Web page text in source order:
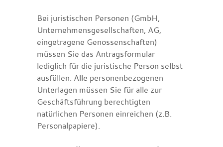
Bei juristischen Personen (GmbH,
Unternehmensgesellschaften, AG,
eingetragene Genossenschaften)
müssen Sie das Antragsformular
lediglich für die juristische Person selbst
ausfüllen. Alle personenbezogenen
Unterlagen müssen Sie für alle zur
Geschäftsführung berechtigten
natürlichen Personen einreichen (z.B.
Personalpapiere).